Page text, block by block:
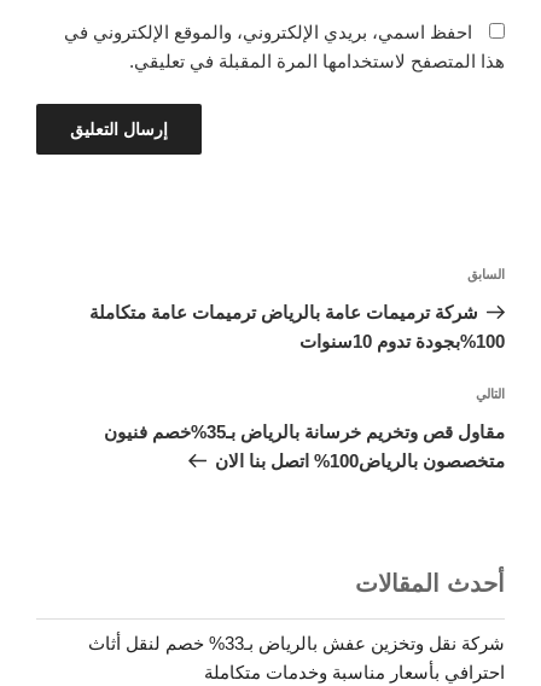
احفظ اسمي، بريدي الإلكتروني، والموقع الإلكتروني في
هذا المتصفح لاستخدامها المرة المقبلة في تعليقي.
المقالة
السابقة
السابق
شركة ترميمات عامة بالرياض ترميمات عامة متكاملة
100%بجودة تدوم 10سنوات
المقالة
التالية
التالي
مقاول قص وتخريم خرسانة بالرياض بـ35%خصم فنيون
متخصصون بالرياض100% اتصل بنا الان
أحدث المقالات
شركة نقل وتخزين عفش بالرياض بـ33% خصم لنقل أثاث
احترافي بأسعار مناسبة وخدمات متكاملة